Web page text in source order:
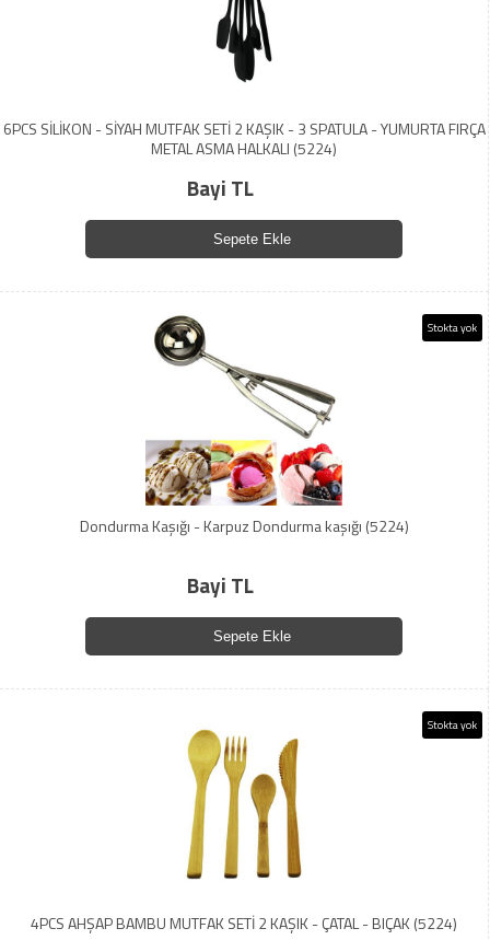
6PCS SİLİKON - SİYAH MUTFAK SETİ 2 KAŞIK - 3 SPATULA - YUMURTA FIRÇA
METAL ASMA HALKALI (5224)
Bayi TL
Sepete Ekle
Stokta yok
Dondurma Kaşığı - Karpuz Dondurma kaşığı (5224)
Bayi TL
Sepete Ekle
Stokta yok
4PCS AHŞAP BAMBU MUTFAK SETİ 2 KAŞIK - ÇATAL - BIÇAK (5224)